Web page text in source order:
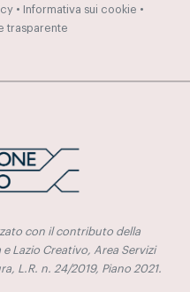
• Informativa sui cookie •
trasparente
con il contributo della
Lazio Creativo, Area Servizi
L.R. n. 24/2019, Piano 2021.